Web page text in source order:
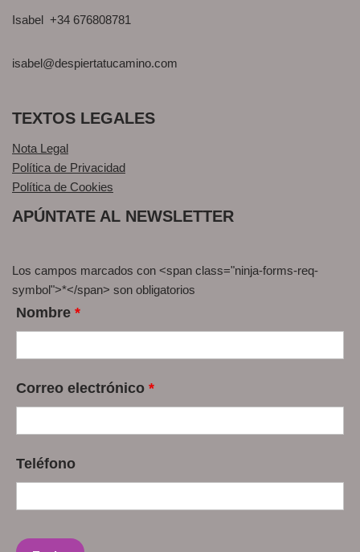
Isabel +34 676808781
isabel@despiertatucamino.com
TEXTOS LEGALES
Nota Legal
Política de Privacidad
Política de Cookies
APÚNTATE AL NEWSLETTER
Los campos marcados con <span class="ninja-forms-req-
symbol">*</span> son obligatorios
Nombre *
Correo electrónico *
Teléfono